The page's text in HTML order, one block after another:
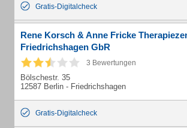
Gratis-Digitalcheck
Rene Korsch & Anne Fricke
Friedrichshagen GbR
3 Bewertungen
Bölschestr. 35
12587 Berlin - Friedrichshagen
Gratis-Digitalcheck